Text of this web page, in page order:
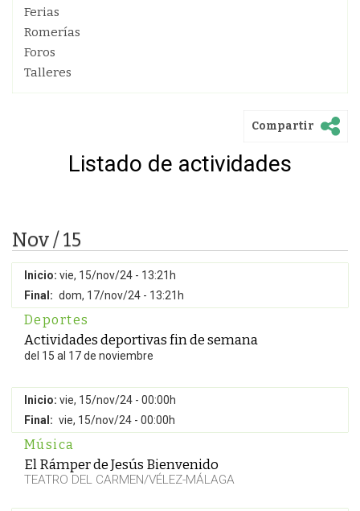
Ferias
Romerías
Foros
Talleres
Compartir
Listado de actividades
Nov / 15
Inicio: vie, 15/nov/24 - 13:21h
Final: dom, 17/nov/24 - 13:21h
Deportes
Actividades deportivas fin de semana
del 15 al 17 de noviembre
Inicio: vie, 15/nov/24 - 00:00h
Final: vie, 15/nov/24 - 00:00h
Música
El Rámper de Jesús Bienvenido
TEATRO DEL CARMEN/VÉLEZ-MÁLAGA